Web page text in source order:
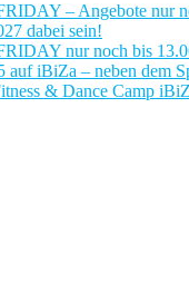
– Angebote nur
dabei sein!
nur noch bis
iBiZa – neben dem
& Dance Camp